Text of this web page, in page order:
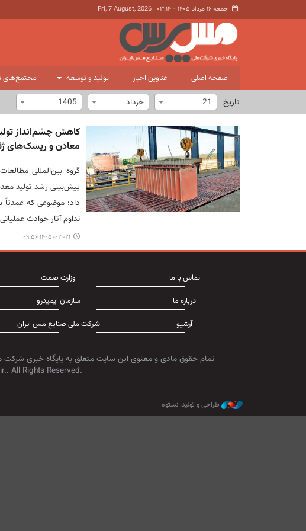
جمعه ۱۶ مرداد ۱۴۰۵ - ۰۳:۱۴ |
Fri, 7 August, 2026
صفحه اصلی عناوین اخبار تولید و توسعه مجتمع‌های
تاریخ 21 خرداد 1405
معادن و ریسک‌های
داد؛ موضوعی که
تداوم آثار حوادث عملیاتی در
۱۴۰۵-۰۳-۲۱ ۰۹:۵۶
تماس با ما
درباره ما
آرشیو
وزارت صمت
سازمان ایمیدرو
شرکت ملی صنایع مس ایران
تمام حقوق مادی و معنوی این سایت متعلق به پایگاه خبری شرکت
All Rights Reserved.
طراحی و تولید: نستوه